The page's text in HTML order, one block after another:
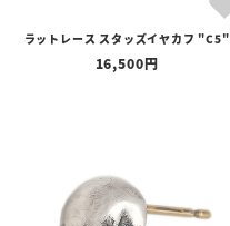
ラットレース スタッズイヤカフ "C5"
16,500